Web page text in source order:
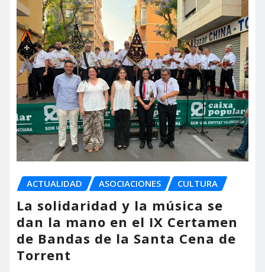
ACTUALIDAD ASOCIACIONES CULTURA
La solidaridad y la música se
dan la mano en el IX Certamen
de Bandas de la Santa Cena de
Torrent